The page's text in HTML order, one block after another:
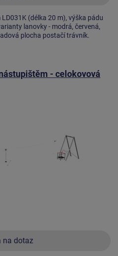
(délka 20 m), výška pádu
lanovky - modrá, červená,
plocha postačí trávník.
- celokovová
na dotaz